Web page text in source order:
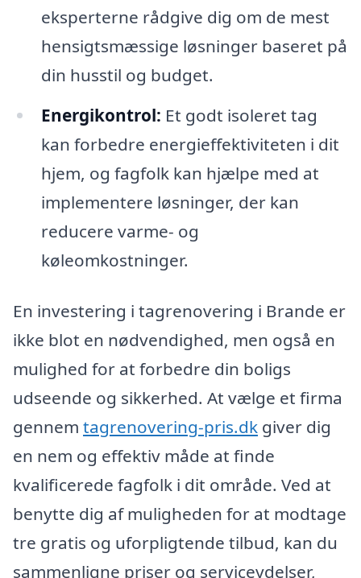
eksperterne rådgive dig om de mest
hensigtsmæssige løsninger baseret på
din husstil og budget.
Energikontrol: Et godt isoleret tag
kan forbedre energieffektiviteten i dit
hjem, og fagfolk kan hjælpe med at
implementere løsninger, der kan
reducere varme- og
køleomkostninger.
En investering i tagrenovering i Brande er
ikke blot en nødvendighed, men også en
mulighed for at forbedre din boligs
udseende og sikkerhed. At vælge et firma
gennem tagrenovering-pris.dk giver dig
en nem og effektiv måde at finde
kvalificerede fagfolk i dit område. Ved at
benytte dig af muligheden for at modtage
tre gratis og uforpligtende tilbud, kan du
sammenligne priser og serviceydelser,